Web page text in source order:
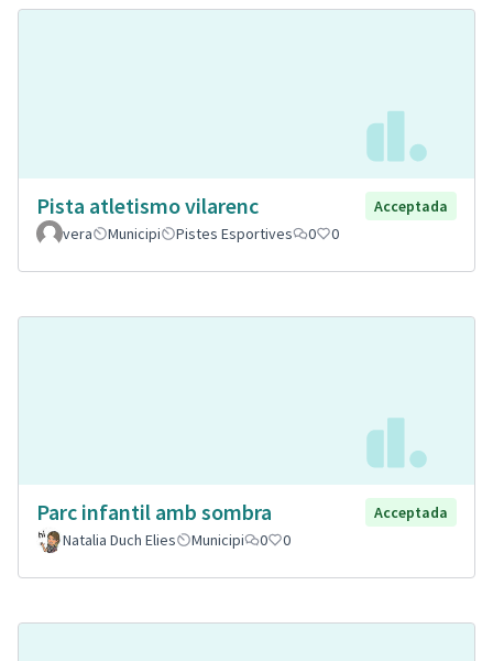
Pista atletismo vilarenc
Acceptada
vera
Municipi Pistes Esportives 0 0
Parc infantil amb sombra
Acceptada
Natalia Duch Elies
Municipi 0 0